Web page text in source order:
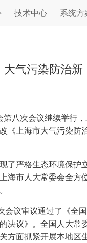
技术中心 系统方
气污染防治新
八次会议继续举行
《上海市大气污染防
了严格生态环境保护
海市人大常委会全方
议审议通过了《全
决议》。全国人大常
方面抓紧开展本地区